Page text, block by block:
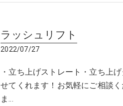
ラッシュリフト
2022/07/27
・立ち上げストレート・立ち上
せてくれます！お気軽にご相談
ま…